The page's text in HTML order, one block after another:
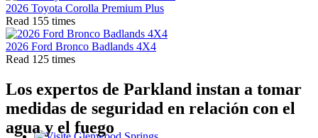
2026 Toyota Corolla Premium Plus
Read 155 times
2026 Ford Bronco Badlands 4X4
Read 125 times
Los expertos de Parkland instan a tomar
medidas de seguridad en relación con el
agua y el fuego